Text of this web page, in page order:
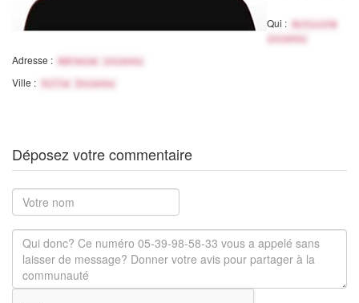
Qui :
Activité
inconnu
Adresse : Adresse inconnu
Ville : Ville Inconnu
Déposez votre commentaire